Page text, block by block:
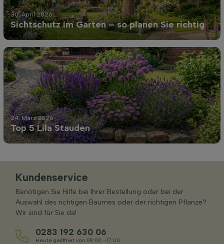
30. April 2026
Sichtschutz im Garten – so planen Sie richtig
24. März 2026
Top 5 Lila Stauden
Kundenservice
Benötigen Sie Hilfe bei Ihrer Bestellung oder bei der
Auswahl des richtigen Baumes oder der richtigen Pflanze?
Wir sind für Sie da!
0283 192 630 06
Heute geöffnet von 09:00 - 17:00